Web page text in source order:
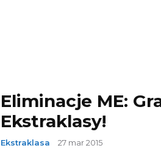
Eliminacje ME:
Ekstraklasy!
Ekstraklasa
27 mar 2015